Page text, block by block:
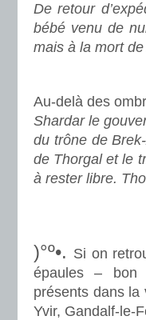
De retour
bébé venu de
mais à la mort
Au-delà des
Shardar le
du trône de
de Thorgal et le
à rester libre.
)°º•. Si on
épaules – bon
présents dans la
Yvir, Gandalf-le-